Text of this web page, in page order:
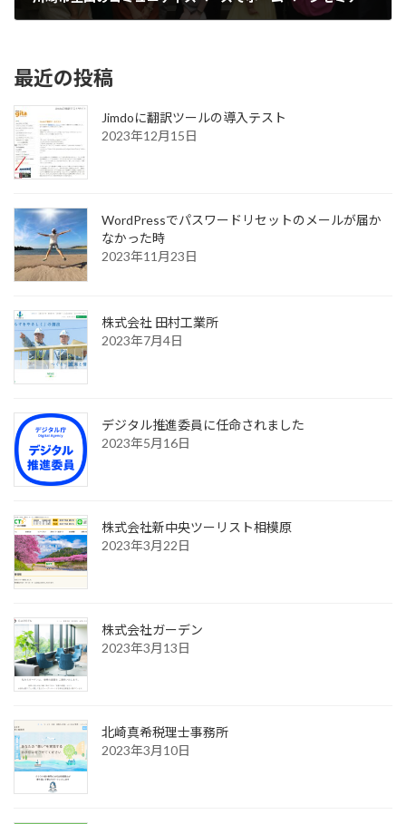
最近の投稿
Jimdoに翻訳ツールの導入テスト
2023年12月15日
WordPressでパスワードリセットのメールが届か
なかった時
2023年11月23日
株式会社 田村工業所
2023年7月4日
デジタル推進委員に任命されました
2023年5月16日
株式会社新中央ツーリスト相模原
2023年3月22日
株式会社ガーデン
2023年3月13日
北崎真希税理士事務所
2023年3月10日